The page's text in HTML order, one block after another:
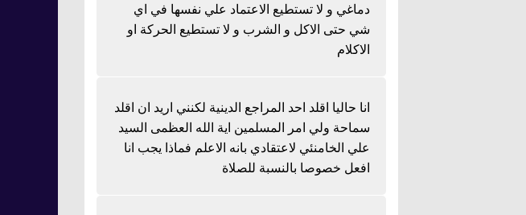
دماغي و لا تستطيع الاعتماد علي نفسها في اي
شي حتى الاكل و الشرب و لا تستطيع الحركة او
الاكلام
انا حاليا اقلد احد المراجع الدينية لكنني اريد ان اقلد
سماحة ولي امر المسلمين اية الله العظمى السيد
علي الخامنئي لاعتقادي بانه الاعلم فماذا يجب انا
افعل خصوصا بالنسبة للصلاة